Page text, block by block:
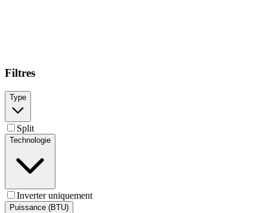
Filtres
Type
Split
Technologie
Inverter uniquement
Puissance (BTU)